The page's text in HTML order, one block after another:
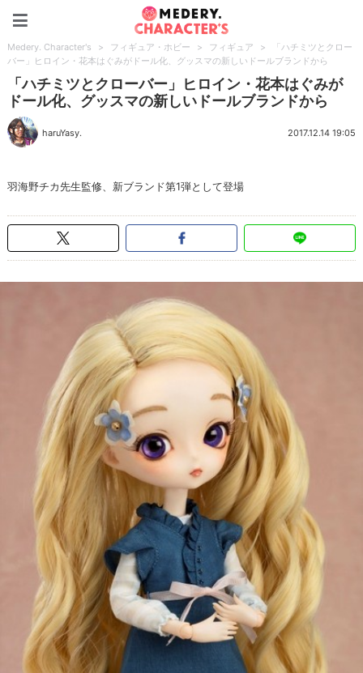
Medery. Character's > フィギュア・ホビー > フィギュア >
「ハチミツとクロー
バー」ヒロイン・花本はぐみがドール化、グッスマの新しいドールブランドから
「ハチミツとクローバー」ヒロイン・花本はぐみが
ドール化、グッスマの新しいドールブランドから
haruYasy. 2017.12.14 19:05
羽海野チカ先生監修、新ブランド第1弾として登場